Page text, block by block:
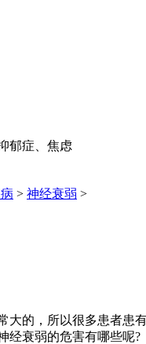
郁症、焦虑
> 神经衰弱 >
，所以很多患者患
经衰弱的危害有哪些呢?